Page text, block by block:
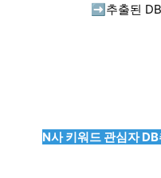
➡️ 추출된
N사 키워드 관심자